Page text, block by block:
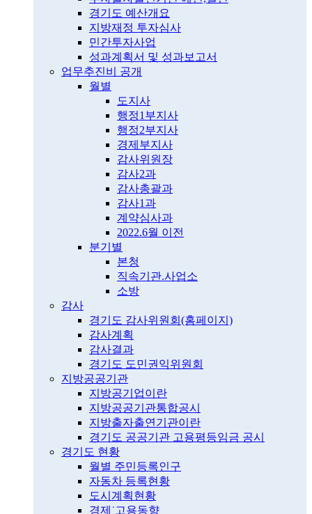
경기도 예산개요
지방재정 투자심사
민간투자사업
성과계획서 및 성과보고서
업무추진비 공개
월별
도지사
행정1부지사
행정2부지사
경제부지사
감사위원장
감사2과
감사총괄과
감사1과
계약심사과
2022.6월 이전
분기별
본청
직속기관.사업소
소방
감사
경기도 감사위원회(홈페이지)
감사계획
감사결과
경기도 도민권익위원회
지방공공기관
지방공기업이란
지방공공기관통합공시
지방출자출연기관이란
경기도 공공기관 고용평등임금 공시
경기도 현황
월별 주민등록인구
자동차 등록현황
도시계획현황
경제˙고용동향